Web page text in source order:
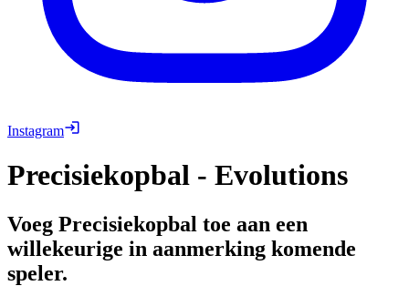
Instagram
Precisiekopbal - Evolutions
Voeg Precisiekopbal toe aan een
willekeurige in aanmerking komende
speler.